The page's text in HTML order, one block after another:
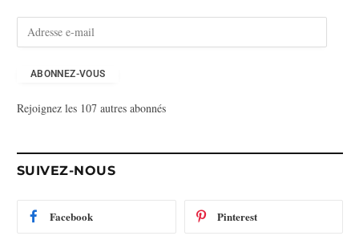
s
-
m
ABONNEZ-VOUS
Rejoignez les 107 autres abonnés
SUIVEZ-NOUS
Facebook Pinterest